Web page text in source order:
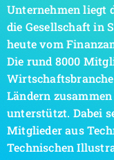
Unternehmen liegt
die Gesellschaft in
heute vom
Die rund 8000
Ländern
unterstützt. Dabei
Mitglieder aus
Technischen